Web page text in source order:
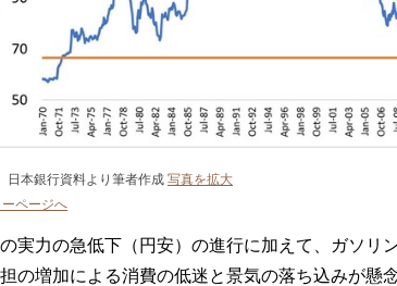
日本銀行資料より筆者作成 写真を拡大
ページへ
実力の急低下（円安）の進行に加えて、ガソリ
の増加による消費の低迷と景気の落ち込みが懸